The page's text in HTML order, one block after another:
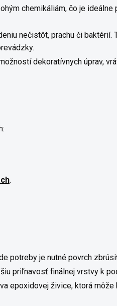
chemikáliám, čo je ideálne
nečistôt, prachu či baktérií.
dekoratívnych úprav,
.
potreby je nutné povrch
priľnavosť finálnej vrstvy k
epoxidovej živice, ktorá